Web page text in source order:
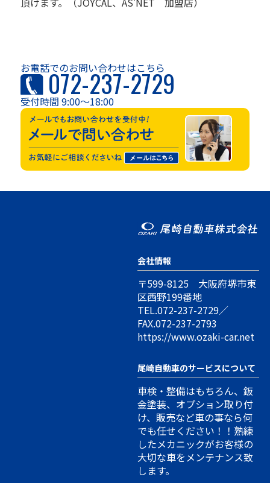
お電話でのお問い合わせはこちら
072-237-2729
受付時間 9:00～18:00
会社情報
〒599-8125 大阪府堺市東
区西野199番地
TEL.072-237-2729／
FAX.072-237-2793
https://www.ozaki-car.net
尾崎自動車のサービスについて
車検・整備はもちろん、鈑
金塗装、オプション取り付
け、販売など車の事なら何
でも任せください！！熟練
したメカニックがお客様の
大切な車をメンテナンス致
します。